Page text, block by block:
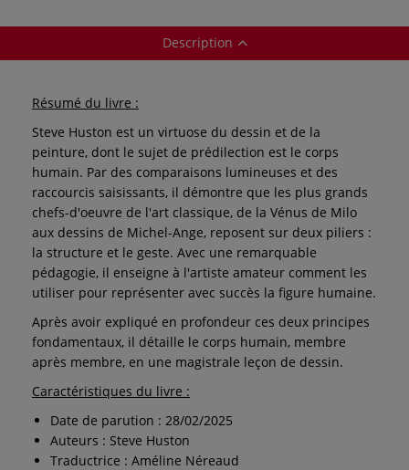
Description
Résumé du livre :
Steve Huston est un virtuose du dessin et de la
peinture, dont le sujet de prédilection est le corps
humain. Par des comparaisons lumineuses et des
raccourcis saisissants, il démontre que les plus grands
chefs-d'oeuvre de l'art classique, de la Vénus de Milo
aux dessins de Michel-Ange, reposent sur deux piliers :
la structure et le geste. Avec une remarquable
pédagogie, il enseigne à l'artiste amateur comment les
utiliser pour représenter avec succès la figure humaine.
Après avoir expliqué en profondeur ces deux principes
fondamentaux, il détaille le corps humain, membre
après membre, en une magistrale leçon de dessin.
Caractéristiques du livre :
Date de parution : 28/02/2025
Auteurs : Steve Huston
Traductrice : Améline Néreaud